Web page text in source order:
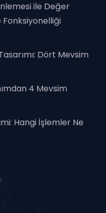
ile Değer
Dört Mevsim
4 Mevsim
Hangi İşlemler Ne